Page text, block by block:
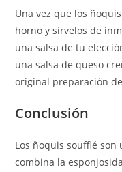
Una vez que los
horno y sírvelos de
una salsa de tu
una salsa de queso
original preparación
Conclusión
Los ñoquis soufflé
combina la